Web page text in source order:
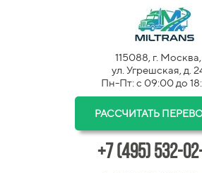
115088, г. Москва,
ул. Угрешская, д.
Пн-Пт: с 09:00 до
РАССЧИТАТЬ
+7 (495) 532-